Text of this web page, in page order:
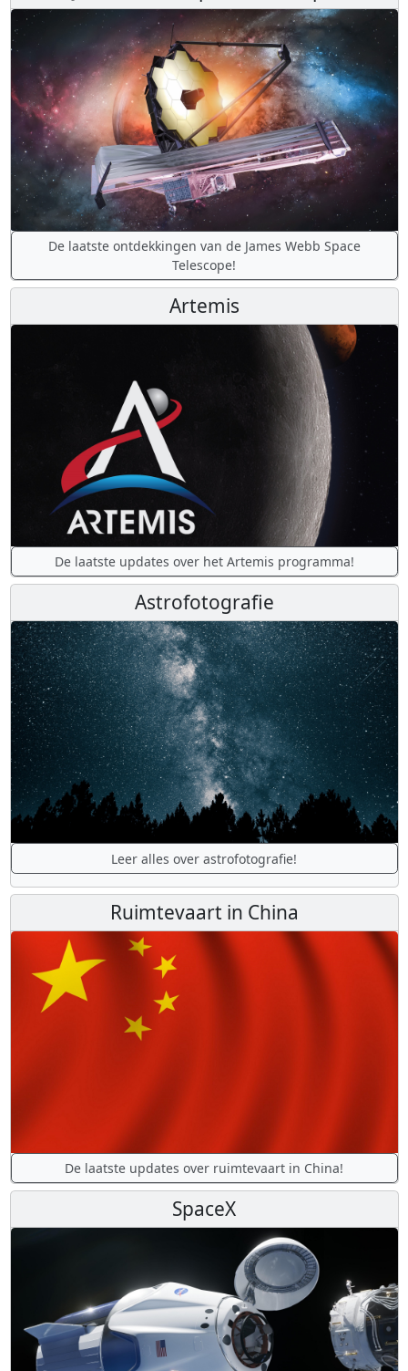
De laatste ontdekkingen van de James Webb Space
Telescope!
Artemis
De laatste updates over het Artemis programma!
Astrofotografie
Leer alles over astrofotografie!
Ruimtevaart in China
De laatste updates over ruimtevaart in China!
SpaceX